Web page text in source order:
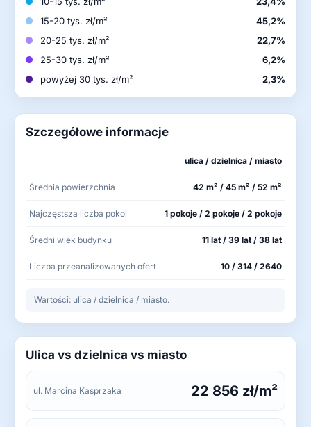
15-20 tys. zł/m²
45,2%
20-25 tys. zł/m²
22,7%
25-30 tys. zł/m²
6,2%
powyżej 30 tys. zł/m²
2,3%
Szczegółowe informacje
ulica / dzielnica / miasto
Średnia powierzchnia 42 m² / 45 m² / 52 m²
Najczęstsza liczba pokoi 1 pokoje / 2 pokoje / 2 pokoje
Średni wiek budynku 11 lat / 39 lat / 38 lat
Liczba przeanalizowanych ofert 10 / 314 / 2640
Wartości: ulica / dzielnica / miasto.
Ulica vs dzielnica vs miasto
ul. Marcina Kasprzaka 22 856 zł/m²